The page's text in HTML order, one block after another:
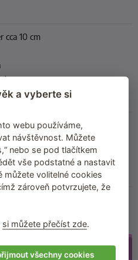
cca 10 cm
a vyberte si
webu používáme,
návštěvnost. Můžete
nebo se pod tlačítkem
vše podstatné a nastavit
můžete volitelné cookies
zároveň potvrzujete, že
si můžete přečíst zde.
všechny cookies